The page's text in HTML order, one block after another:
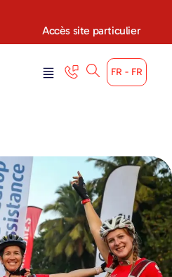
Accès site particulier
FR - FR